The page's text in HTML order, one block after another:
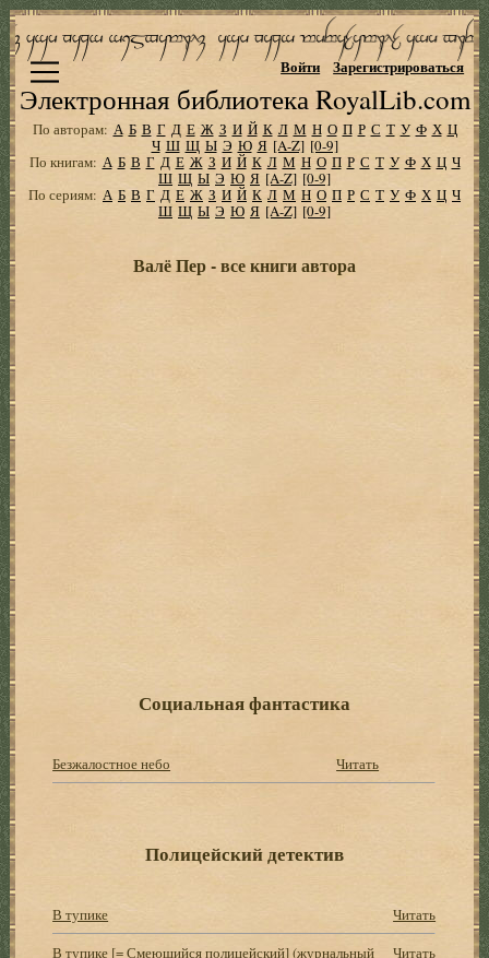
Электронная библиотека RoyalLib.com
Войти Зарегистрироваться
По авторам: А Б В Г Д Е Ж З И Й К Л М Н О П Р С Т У Ф Х Ц
Ч Ш Щ Ы Э Ю Я [A-Z] [0-9]
По книгам: А Б В Г Д Е Ж З И Й К Л М Н О П Р С Т У Ф Х Ц Ч
Ш Щ Ы Э Ю Я [A-Z] [0-9]
По сериям: А Б В Г Д Е Ж З И Й К Л М Н О П Р С Т У Ф Х Ц Ч
Ш Щ Ы Э Ю Я [A-Z] [0-9]
Валё Пер - все книги автора
Социальная фантастика
Безжалостное небо Читать
Полицейский детектив
В тупике
Читать
В тупике [= Смеющийся полицейский] (журнальный
Читать